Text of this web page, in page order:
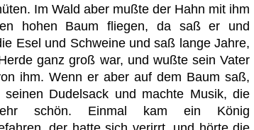
Im Wald aber mußte der Hahn mit ihm
hohen Baum fliegen, da saß er und
Esel und Schweine und saß lange Jahre,
ganz groß war, und wußte sein Vater
ihm. Wenn er aber auf dem Baum saß,
seinen Dudelsack und machte Musik, die
schön. Einmal kam ein König